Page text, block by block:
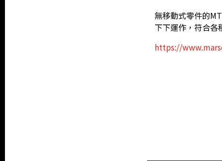
無移動式零件的
下下運作，符合各
https://